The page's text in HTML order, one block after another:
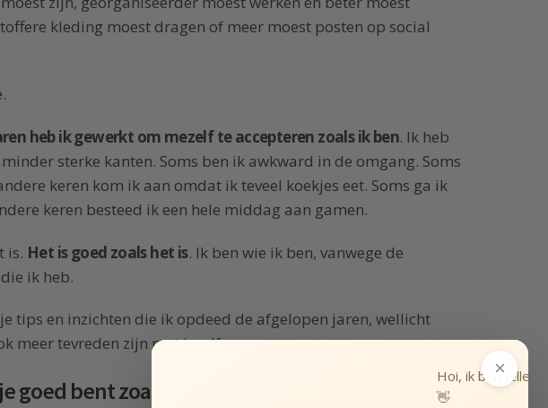
kleding moest dragen of meer moest posten op social
heb ik gewerkt om mezelf te accepteren zoals ik ben. Ik heb
sterke kanten. Soms ben ik awkward in de omgang. Soms
keren kom ik aan omdat ik teveel koekjes eet. Soms ga ik
keren besteed ik een hele middag aan gamen.
is. Het is goed zoals het is. Ik ben wie ik ben, vanwege de
ik heb.
tips en inzichten die ik opdeed de afgelopen jaren, wellicht
meer tevreden zijn met jezelf.
goed bent zoals je bent
×
Hoi, ik ben Jelle!
👋